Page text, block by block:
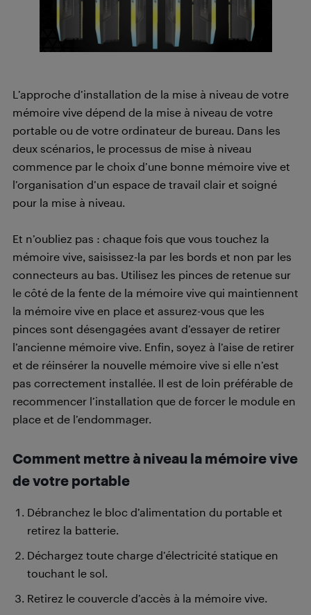
L’approche d’installation de la mise à niveau de votre
mémoire vive dépend de la mise à niveau de votre
portable ou de votre ordinateur de bureau. Dans les
deux scénarios, le processus de mise à niveau
commence par le choix d’une bonne mémoire vive et
l’organisation d’un espace de travail clair et soigné
pour la mise à niveau.
Et n’oubliez pas : chaque fois que vous touchez la
mémoire vive, saisissez-la par les bords et non par les
connecteurs au bas. Utilisez les pinces de retenue sur
le côté de la fente de la mémoire vive qui maintiennent
la mémoire vive en place et assurez-vous que les
pinces sont désengagées avant d’essayer de retirer
l’ancienne mémoire vive. Enfin, soyez à l’aise de retirer
et de réinsérer la nouvelle mémoire vive si elle n’est
pas correctement installée. Il est de loin préférable de
recommencer l’installation que de forcer le module en
place et de l’endommager.
Comment mettre à niveau la mémoire vive
de votre portable
Débranchez le bloc d’alimentation du portable et
retirez la batterie.
Déchargez toute charge d’électricité statique en
touchant le sol.
Retirez le couvercle d’accès à la mémoire vive.